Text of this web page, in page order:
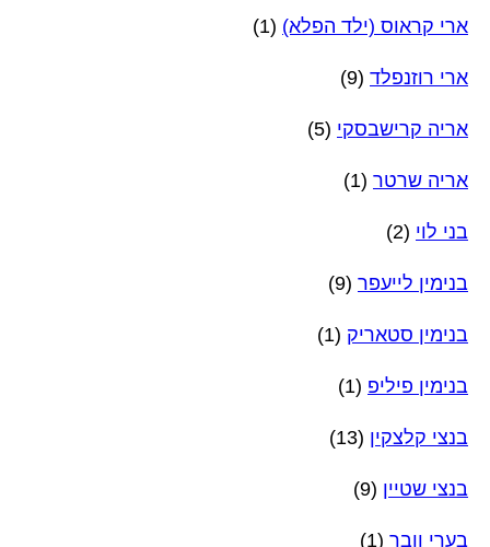
ארי קראוס (ילד הפלא) (1)
ארי רוזנפלד (9)
אריה קרישבסקי (5)
אריה שרטר (1)
בני לוי (2)
בנימין לייעפר (9)
בנימין סטאריק (1)
בנימין פיליפ (1)
בנצי קלצקין (13)
בנצי שטיין (9)
בערי וובר (1)